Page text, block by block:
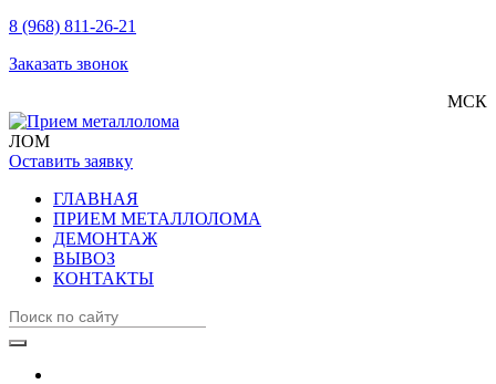
8 (968) 811-26-21
Заказать звонок
МСК
ЛОМ
Оставить заявку
ГЛАВНАЯ
ПРИЕМ МЕТАЛЛОЛОМА
ДЕМОНТАЖ
ВЫВОЗ
КОНТАКТЫ